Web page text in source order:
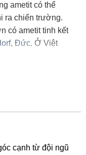
ametit có thể
ra chiến trường.
có ametit tinh kết
, Đức. Ở Việt
cạnh từ đội ngũ